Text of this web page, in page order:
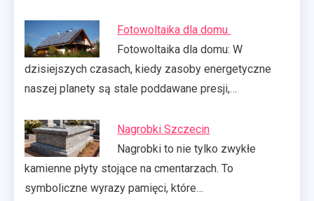
Fotowoltaika dla domu
Fotowoltaika dla domu: W
dzisiejszych czasach, kiedy zasoby energetyczne
naszej planety są stale poddawane presji,…
Nagrobki Szczecin
Nagrobki to nie tylko zwykłe
kamienne płyty stojące na cmentarzach. To
symboliczne wyrazy pamięci, które…